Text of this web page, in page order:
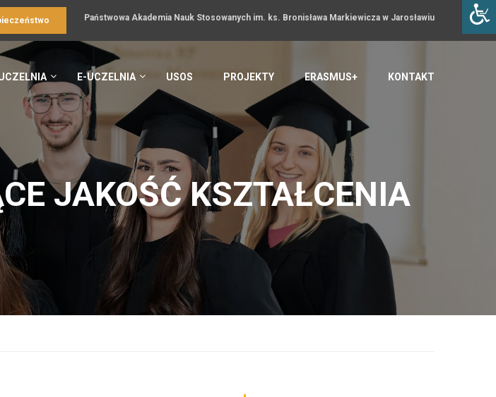
Państwowa Akademia Nauk Stosowanych im. ks. Bronisława Markiewicza w Jarosławiu
E-UCZELNIA USOS PROJEKTY ERASMUS+ KONTAKT
JAKOŚĆ KSZTAŁCENIA